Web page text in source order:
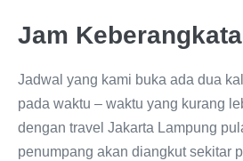
Jam
Jadwal yang kami buka ada dua
pada waktu – waktu yang kurang
dengan travel Jakarta Lampung
penumpang akan diangkut sekitar